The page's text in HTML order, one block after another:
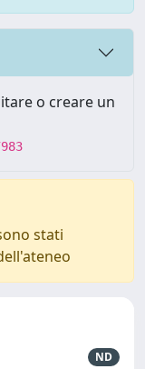
o creare un
stati
ND